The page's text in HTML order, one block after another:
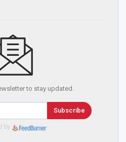
to stay updated.
Subscribe
by